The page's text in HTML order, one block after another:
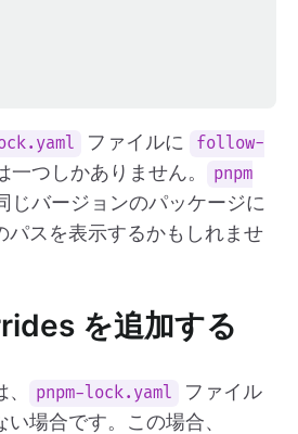
ファイルに
follow-
一つしかありません。
pnpm
じバージョンのパッケージに
パスを表示するかもしれませ
を追加する
pnpm-lock.yaml
ファイル
場合です。この場合、